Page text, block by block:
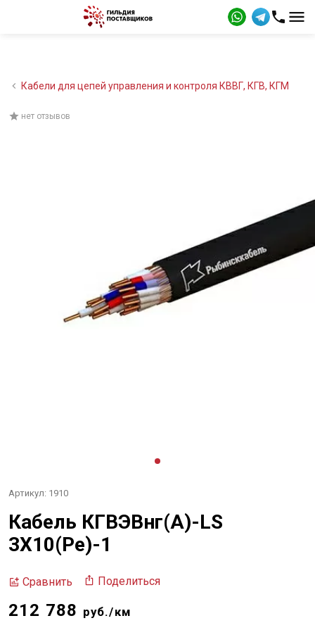
Кабели для цепей управления и контроля КВВГ, КГВ, КГМ
нет отзывов
Артикул: 1910
Кабель КГВЭВнг(А)-LS
3Х10(Pe)-1
Сравнить Поделиться
212 788 руб./км